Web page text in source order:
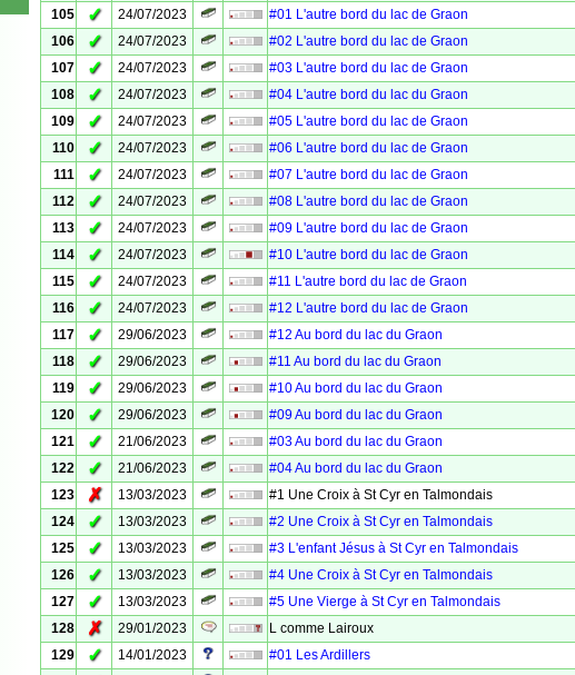
105
✓ 24/07/2023
#01 L'autre bord du lac de Graon
106
✓ 24/07/2023
#02 L'autre bord du lac de Graon
107
✓ 24/07/2023
#03 L'autre bord du lac de Graon
108
✓ 24/07/2023
#04 L'autre bord du lac du Graon
109
✓ 24/07/2023
#05 L'autre bord du lac de Graon
110
✓ 24/07/2023
#06 L'autre bord du lac de Graon
111
✓ 24/07/2023
#07 L'autre bord du lac de Graon
112
✓ 24/07/2023
#08 L'autre bord du lac de Graon
113
✓ 24/07/2023
#09 L'autre bord du lac de Graon
114
✓ 24/07/2023
#10 L'autre bord du lac de Graon
115
✓ 24/07/2023
#11 L'autre bord du lac de Graon
116
✓ 24/07/2023
#12 L'autre bord du lac de Graon
117
✓ 29/06/2023
#12 Au bord du lac du Graon
118
✓ 29/06/2023
#11 Au bord du lac du Graon
119
✓ 29/06/2023
#10 Au bord du lac du Graon
120
✓ 29/06/2023
#09 Au bord du lac du Graon
121
✓ 21/06/2023
#03 Au bord du lac du Graon
122
✓ 21/06/2023
#04 Au bord du lac du Graon
123
✗ 13/03/2023
#1 Une Croix à St Cyr en Talmondais
124
✓ 13/03/2023
#2 Une Croix à St Cyr en Talmondais
125
✓ 13/03/2023
#3 L'enfant Jésus à St Cyr en Talmondais
126
✓ 13/03/2023
#4 Une Croix à St Cyr en Talmondais
127
✓ 13/03/2023
#5 Une Vierge à St Cyr en Talmondais
128
✗ 29/01/2023
L comme Lairoux
129
✓ 14/01/2023
#01 Les Ardillers